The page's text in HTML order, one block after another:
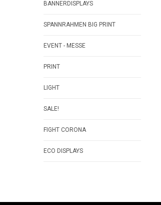
BANNERDISPLAYS
SPANNRAHMEN BIG PRINT
EVENT - MESSE
PRINT
LIGHT
SALE!
FIGHT CORONA
ECO DISPLAYS